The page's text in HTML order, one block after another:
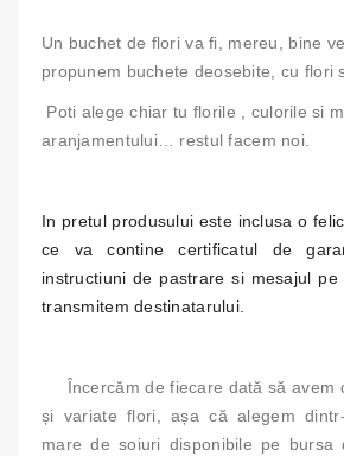
Un buchet de flori va fi, mereu, bine
propunem buchete deosebite, cu flori
Poti alege chiar tu florile , culorile si
aranjamentului… restul facem noi.
In pretul produsului este inclusa o
ce va contine certificatul de
instructiuni de pastrare si mesajul
transmitem destinatarului.
Încercăm de fiecare dată să avem
și variate flori, așa că alegem
mare de soiuri disponibile pe bursa